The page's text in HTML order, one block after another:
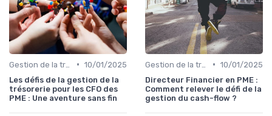
• 10/01/2025
Les défis de la gestion de la
trésorerie pour les CFO des
PME : Une aventure sans fin
• 10/01/2025
Directeur Financier en PME :
Comment relever le défi de la
gestion du cash-flow ?